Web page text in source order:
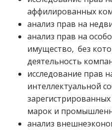
аффилированных
анализ прав на
анализ прав на
имущество, без
деятельность
исследование прав
интеллектуальной
марок и
анализ